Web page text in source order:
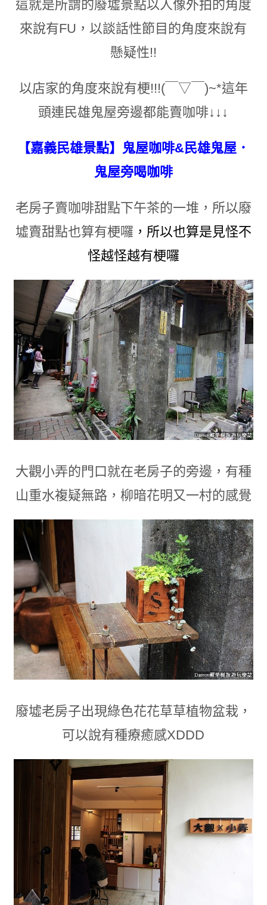
這就是所謂的廢墟景點以人像外拍的角度
來說有FU ， 以談話性節目的角度來說有
懸疑性!!
以店家的角度來說有梗!!!(￣▽￣)~*這年
頭連民雄鬼屋旁邊都能賣咖啡↓ ↓ ↓
【嘉義民雄景點】鬼屋咖啡&民雄鬼屋．
鬼屋旁喝咖啡
老房子賣咖啡甜點下午茶的一堆 ， 所以廢
墟賣甜點也算有梗囉 ， 所以也算是見怪不
怪越怪越有梗囉
大觀小弄的門口就在老房子的旁邊 ， 有種
山重水複疑無路 ， 柳暗花明又一村的感覺
廢墟老房子出現綠色花花草草植物盆栽，
可以說有種療癒感XDDD